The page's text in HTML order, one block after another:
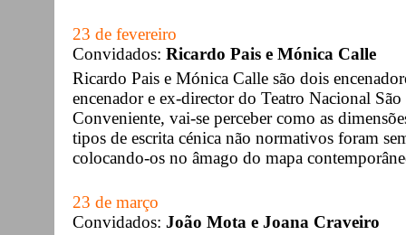
23 de fevereiro
Convidados: Ricardo Pais e Mónica Calle
Ricardo Pais e Mónica Calle são dois
encenador e ex-director do Teatro Nacional São
Conveniente, vai-se perceber como as
tipos de escrita cénica não normativos foram
colocando-os no âmago do mapa
23 de março
Convidados: João Mota e Joana Craveiro